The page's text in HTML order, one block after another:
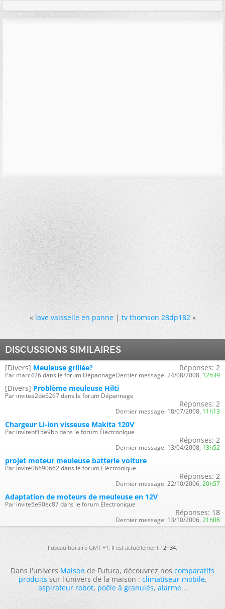
« lave vaisselle en panne|tv thomson 28dp182 »
DISCUSSIONS SIMILAIRES
[Divers] Meuleuse grillée?
Par marc426 dans le forum Dépannage
Réponses: 2
Dernier message: 24/08/2008, 12h39
[Divers] Problème meuleuse Hilti
Par invitea2de6267 dans le forum Dépannage
Réponses: 2
Dernier message: 18/07/2008, 11h13
Chargeur Li-ion visseuse Makita 120V
Par invitebf15e9bb dans le forum Électronique
Réponses: 2
Dernier message: 13/04/2008, 13h52
projet moteur meuleuse batterie voiture
Par invite06690662 dans le forum Électronique
Réponses: 2
Dernier message: 22/10/2006, 20h57
Adaptation de moteurs de meuleuse en 12V
Par invite5e90ec87 dans le forum Électronique
Réponses: 18
Dernier message: 13/10/2006, 21h08
Fuseau horaire GMT +1. Il est actuellement12h34.
Dans l'universMaisonde Futura, découvrez noscomparatifs
produitssur l'univers de la maison :climatiseur mobile,
aspirateur robot,poêle à granulés,alarme...